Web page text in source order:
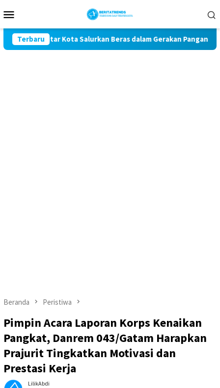
ke
Mobile
Terbaru
Blitar Kota Salurkan Beras dalam Gerakan Pangan Murah
Beranda Peristiwa
Pimpin Acara Laporan Korps Kenaikan
Pangkat, Danrem 043/Gatam Harapkan
Prajurit Tingkatkan Motivasi dan
Prestasi Kerja
LilikAbdi